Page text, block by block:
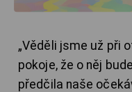
„Věděli jsme už při
pokoje, že o něj
předčila naše